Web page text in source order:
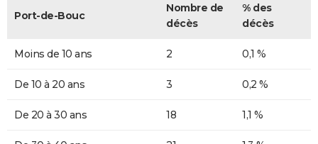
Port-de-Bouc
Nombre de
décès
% des
décès
Moins de 10 ans 2 0,1 %
De 10 à 20 ans 3 0,2 %
De 20 à 30 ans 18 1,1 %